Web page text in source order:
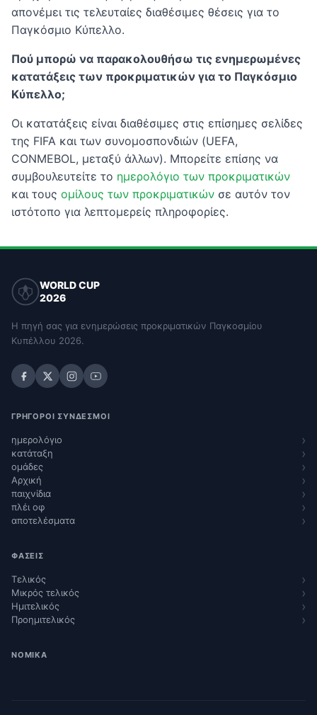
απονέμει τις τελευταίες διαθέσιμες θέσεις για το
Παγκόσμιο Κύπελλο.
Πού μπορώ να παρακολουθήσω τις ενημερωμένες
κατατάξεις των προκριματικών για το Παγκόσμιο
Κύπελλο;
Οι κατατάξεις είναι διαθέσιμες στις επίσημες σελίδες
της FIFA και των συνομοσπονδιών (UEFA,
CONMEBOL, μεταξύ άλλων). Μπορείτε επίσης να
συμβουλευτείτε το ημερολόγιο των προκριματικών
και τους ομίλους των προκριματικών σε αυτόν τον
ιστότοπο για λεπτομερείς πληροφορίες.
WORLD CUP
2026
Η πηγή σας για ενημερώσεις προκριματικών Παγκοσμίου
Κυπέλλου 2026.
ΓΡΉΓΟΡΟΙ ΣΎΝΔΕΣΜΟΙ
ημερολόγιο
κατάταξη
ομάδες
Αρχική
παιχνίδια
πλέι οφ
αποτελέσματα
ΦΆΣΕΙΣ
Τελικός
Μικρός τελικός
Ημιτελικός
Προημιτελικός
ΝΟΜΙΚΆ